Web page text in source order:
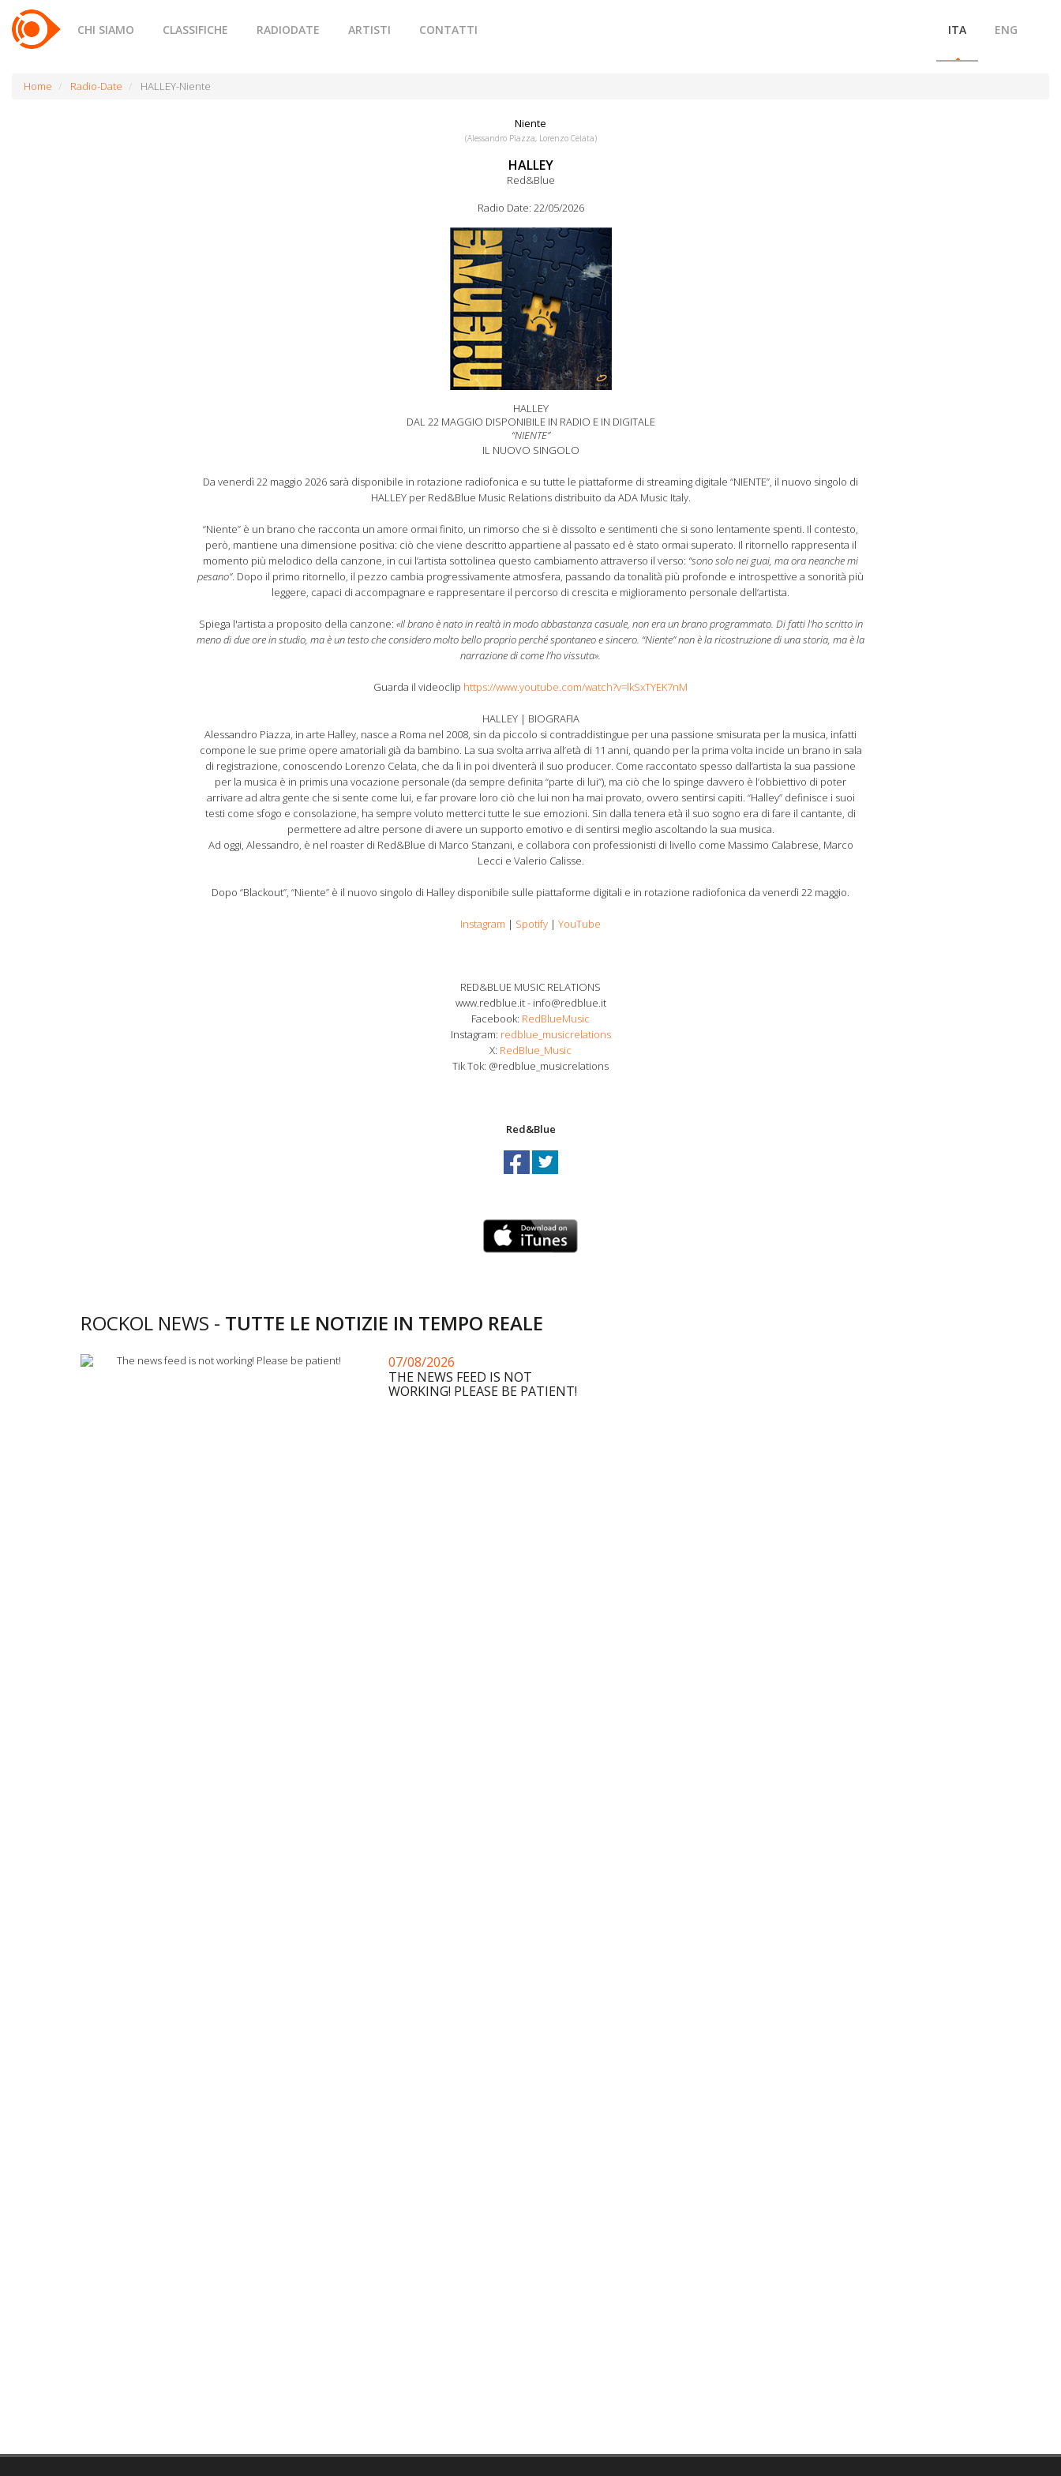
ITA ENG
CHI SIAMO CLASSIFICHE RADIODATE ARTISTI CONTATTI
Home Radio-Date HALLEY-Niente
Niente
(Alessandro Piazza, Lorenzo Celata)
HALLEY
Red&Blue
Radio Date: 22/05/2026
HALLEY
DAL 22 MAGGIO DISPONIBILE IN RADIO E IN DIGITALE
“NIENTE”
IL NUOVO SINGOLO
Da venerdì 22 maggio 2026 sarà disponibile in rotazione radiofonica e su tutte le piattaforme di streaming digitale “NIENTE”, il nuovo singolo di
HALLEY per Red&Blue Music Relations distribuito da ADA Music Italy.
“Niente” è un brano che racconta un amore ormai finito, un rimorso che si è dissolto e sentimenti che si sono lentamente spenti. Il contesto,
però, mantiene una dimensione positiva: ciò che viene descritto appartiene al passato ed è stato ormai superato. Il ritornello rappresenta il
momento più melodico della canzone, in cui l’artista sottolinea questo cambiamento attraverso il verso: “sono solo nei guai, ma ora neanche mi
pesano”. Dopo il primo ritornello, il pezzo cambia progressivamente atmosfera, passando da tonalità più profonde e introspettive a sonorità più
leggere, capaci di accompagnare e rappresentare il percorso di crescita e miglioramento personale dell’artista.
Spiega l'artista a proposito della canzone: «Il brano è nato in realtà in modo abbastanza casuale, non era un brano programmato. Di fatti l’ho scritto in
meno di due ore in studio, ma è un testo che considero molto bello proprio perché spontaneo e sincero. “Niente” non è la ricostruzione di una storia, ma è la
narrazione di come l’ho vissuta».
Guarda il videoclip https://www.youtube.com/watch?v=lkSxTYEK7nM
HALLEY | BIOGRAFIA
Alessandro Piazza, in arte Halley, nasce a Roma nel 2008, sin da piccolo si contraddistingue per una passione smisurata per la musica, infatti
compone le sue prime opere amatoriali già da bambino. La sua svolta arriva all’età di 11 anni, quando per la prima volta incide un brano in sala
di registrazione, conoscendo Lorenzo Celata, che da lì in poi diventerà il suo producer. Come raccontato spesso dall’artista la sua passione
per la musica è in primis una vocazione personale (da sempre definita “parte di lui”), ma ciò che lo spinge davvero è l’obbiettivo di poter
arrivare ad altra gente che si sente come lui, e far provare loro ciò che lui non ha mai provato, ovvero sentirsi capiti. “Halley” definisce i suoi
testi come sfogo e consolazione, ha sempre voluto metterci tutte le sue emozioni. Sin dalla tenera età il suo sogno era di fare il cantante, di
permettere ad altre persone di avere un supporto emotivo e di sentirsi meglio ascoltando la sua musica.
Ad oggi, Alessandro, è nel roaster di Red&Blue di Marco Stanzani, e collabora con professionisti di livello come Massimo Calabrese, Marco
Lecci e Valerio Calisse.
Dopo “Blackout”, “Niente” è il nuovo singolo di Halley disponibile sulle piattaforme digitali e in rotazione radiofonica da venerdì 22 maggio.
Instagram | Spotify | YouTube
RED&BLUE MUSIC RELATIONS
www.redblue.it - info@redblue.it
Facebook: RedBlueMusic
Instagram: redblue_musicrelations
X: RedBlue_Music
Tik Tok: @redblue_musicrelations
Red&Blue
ROCKOL NEWS - TUTTE LE NOTIZIE IN TEMPO REALE
07/08/2026
THE NEWS FEED IS NOT
WORKING! PLEASE BE PATIENT!